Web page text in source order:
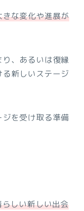
きな変化や進展が
、あるいは復縁
新しいステージ
を受け取る準備
らしい新しい出会